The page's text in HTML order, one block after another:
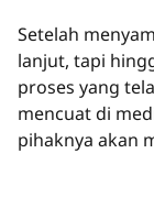
Setelah
lanjut, tapi
proses yang
mencuat di
pihaknya akan